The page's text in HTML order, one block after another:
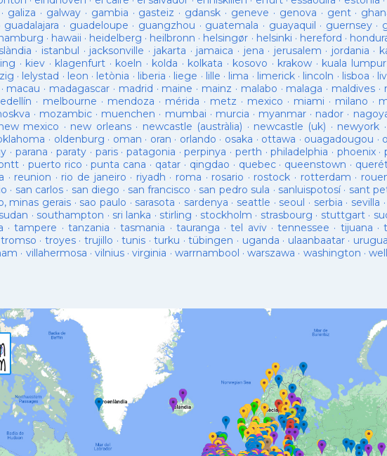
· galiza · galway· gambia · gasteiz · gdansk · geneve · genova · gent·
guadalajara · guadeloupe · guangzhou · guatemala · guayaquil · guernsey·
· hawaii · heidelberg · heilbronn · helsingør · helsinki · hereford ·
· istanbul · jacksonville · jakarta · jamaica · jena · jerusalem · jordania ·
· kiev · klagenfurt · koeln · kolda · kolkata · kosovo · krakow · kuala lumpur
· lelystad · leon · letònia · liberia · liege · lille · lima · limerick· lincoln · lisboa ·
· macau · madagascar · madrid · maine · mainz · malabo · malaga · maldives ·
· melbourne · mendoza · mérida · metz · mexico · miami · milano ·
· mozambic · muenchen · mumbai · murcia · myanmar · nador ·
mexico · new orleans· newcastle (austràlia) · newcastle (uk) · newyork ·
· oldenburg · oman · oran · orlando · osaka · ottawa · ouagadougou ·
· parana ·paraty · paris· patagonia ·perpinya · perth ·philadelphia · phoenix·
· puerto rico ·punta cana · qatar · qingdao · quebec· queenstown ·
· reunion · rio de janeiro · riyadh · roma · rosario · rostock · rotterdam ·
· san carlos · san diego · san francisco · san pedro sula · sanluispotosí· sant
minas gerais· sao paulo · sarasota · sardenya · seattle · seoul · serbia · sevilla ·
· southampton · sri lanka · stirling · stockholm · strasbourg · stuttgart·
·tampere · tanzania ·tasmania · tauranga ·tel aviv·tennessee · tijuana ·
tromso · troyes· trujillo ·tunis ·turku ·tübingen · uganda · ulaanbaatar·
· villahermosa · vilnius·virginia · warrnambool ·warszawa · washington ·